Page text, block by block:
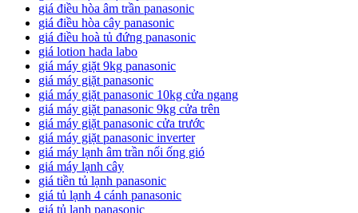
giá điều hòa âm trần panasonic
giá điều hòa cây panasonic
giá điều hoà tủ đứng panasonic
giá lotion hada labo
giá máy giặt 9kg panasonic
giá máy giặt panasonic
giá máy giặt panasonic 10kg cửa ngang
giá máy giặt panasonic 9kg cửa trên
giá máy giặt panasonic cửa trước
giá máy giặt panasonic inverter
giá máy lạnh âm trần nối ống gió
giá máy lạnh cây
giá tiền tủ lạnh panasonic
giá tủ lạnh 4 cánh panasonic
giá tủ lạnh panasonic